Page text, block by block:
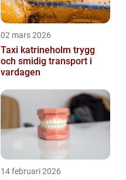
02 mars 2026
Taxi katrineholm trygg
och smidig transport i
vardagen
14 februari 2026